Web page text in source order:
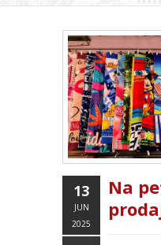
13
JUN
2025
Na